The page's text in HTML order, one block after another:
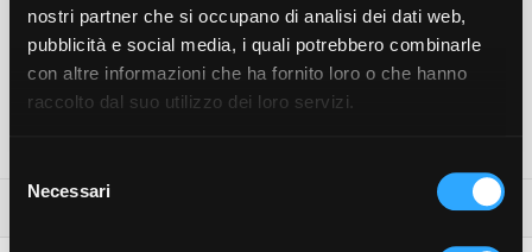
nostri partner che si occupano di analisi dei dati web,
pubblicità e social media, i quali potrebbero combinarle
con altre informazioni che ha fornito loro o che hanno
raccolto dal suo utilizzo dei loro servizi.
delNecessari
1
Room
2
Adults
0
Children
Check availability